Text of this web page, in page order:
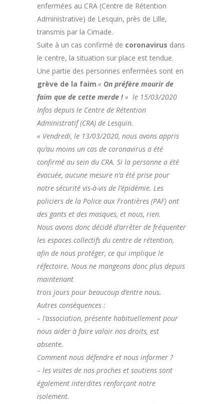
enfermées au CRA (Centre de Rétention
Administrative) de Lesquin, près de Lille,
transmis par la Cimade.
Suite à un cas confirmé de coronavirus dans
le centre, la situation sur place est tendue.
Une partie des personnes enfermées sont en
grève de la faim.« On préfère mourir de
faim que de cette merde !» le 15/03/2020
Infos depuis le Centre de Rétention
Administratif (CRA) de Lesquin.
« Vendredi, le 13/03/2020, nous avons appris
qu’au moins un cas de coronavirus a été
confirmé au sein du CRA. Si la personne a été
évacuée, aucune mesure n’a été prise pour
notre sécurité vis-à-vis de l’épidémie. Les
policiers de la Police aux Frontières (PAF) ont
des gants et des masques, et nous, rien.
Nous avons donc décidé d’arrêter de fréquenter
les espaces collectifs du centre de rétention,
afin de nous protéger, ce qui implique le
réfectoire. Nous ne mangeons donc plus depuis
maintenant
trois jours pour beaucoup d’entre nous.
Autres conséquences :
– l’association, présente habituellement pour
nous aider à faire valoir nos droits, est
absente.
Comment nous défendre et nous informer ?
– les visites de nos proches et soutiens sont
également interdites renforçant notre
isolement.